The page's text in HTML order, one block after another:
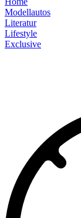
Modellautos
Literatur
Lifestyle
Exclusive